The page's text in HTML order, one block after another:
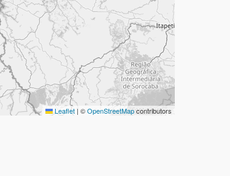
Leaflet | ©OpenStreetMapcontributors